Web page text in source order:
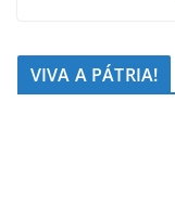
VIVA A PÁTRIA!